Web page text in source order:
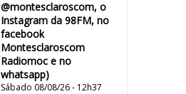
@montesclaroscom, o
Instagram da 98FM, no
facebook
Montesclaroscom
Radiomoc e no
whatsapp)
Sábado 08/08/26 - 12h37